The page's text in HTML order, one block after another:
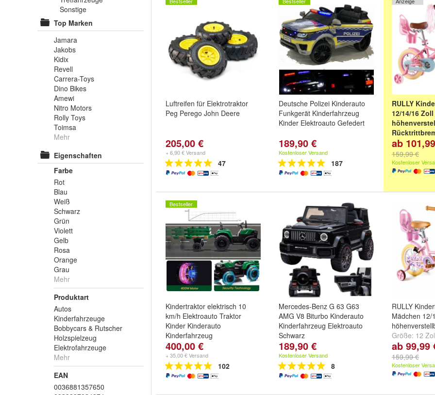
Sonstige
Top Marken
Jamara
Jakobs
Kidix
Revell
Carrera-Toys
Dino Bikes
Amewi
Nitro Motors
Rolly Toys
Toimsa
Mehr
Eigenschaften
Farbe
Rot
Blau
Weiß
Schwarz
Grün
Violett
Gelb
Rosa
Orange
Grau
Mehr
Produktart
Autos
Kinderfahrzeuge
Bobbycars & Rutscher
Holzspielzeug
Elektrofahrzeuge
Mehr
EAN
0036881357650
Luftreifen für Elektrotraktor
Peg Perego John Deere
205,00 €
+ 6,90 € Versand
47
Deutsche Polizei Kinderauto
Funkgerät Kinderfahrzeug
Kinder Elektroauto Gefedert
189,90 €
Kostenloser Versand
187
RULLY
12/14/16
Größe:12 Zoll
Zoll
ab
159,99 €
Kostenloser
Bestseller
Kindertraktor elektrisch 10
km/h Elektroauto Traktor
Kinder Kinderauto
Kinderfahrzeug
400,00 €
+ 35,00 € Versand
102
Mercedes-Benz G 63 G63
AMG V8 Biturbo Kinderauto
Kinderfahrzeug Elektroauto
Schwarz
189,90 €
Kostenloser Versand
8
RULLY
Mädchen 12/
Größe: 12
Zoll
ab 99,99
159,99 €
Kostenloser